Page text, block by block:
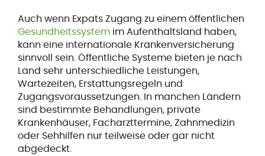
Auch wenn Expats Zugang zu einem öffentlichen
Gesundheitssystemim Aufenthaltsland haben,
kann eine internationale Krankenversicherung
sinnvoll sein. Öffentliche Systeme bieten je nach
Land sehr unterschiedliche Leistungen,
Wartezeiten, Erstattungsregeln und
Zugangsvoraussetzungen. In manchen Ländern
sind bestimmte Behandlungen, private
Krankenhäuser, Facharzttermine, Zahnmedizin
oder Sehhilfen nur teilweise oder gar nicht
abgedeckt.